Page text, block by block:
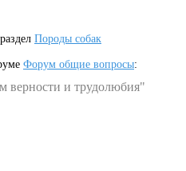
Породы собак
Форум общие вопросы:
верности и трудолюбия"